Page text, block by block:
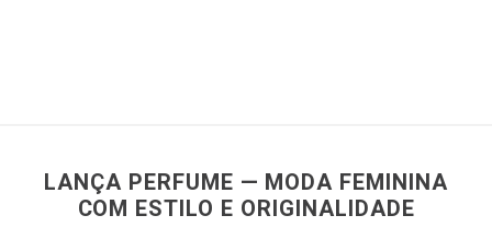
LANÇA PERFUME — MODA FEMININA
COM ESTILO E ORIGINALIDADE